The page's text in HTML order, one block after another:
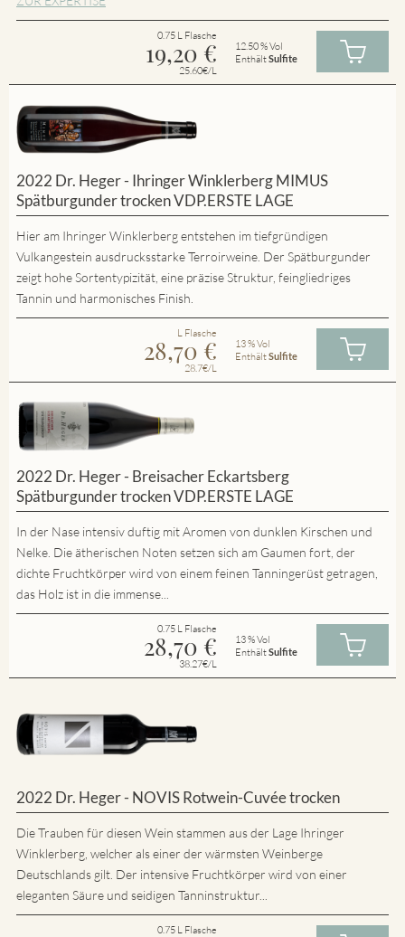
0.75 L Flasche
19,20 €
25.60€/L
12.50 % Vol
EnthältSulfite
2022 Dr. Heger - Ihringer Winklerberg MIMUS
Spätburgunder trocken VDP.ERSTE LAGE
Hier am Ihringer Winklerberg entstehen im tiefgründigen
Vulkangestein ausdrucksstarke Terroirweine. Der Spätburgunder
zeigt hohe Sortentypizität, eine präzise Struktur, feingliedriges
Tannin und harmonisches Finish.
L Flasche
28,70 €
28.7€/L
13 % Vol
EnthältSulfite
2022 Dr. Heger - Breisacher Eckartsberg
Spätburgunder trocken VDP.ERSTE LAGE
In der Nase intensiv duftig mit Aromen von dunklen Kirschen und
Nelke. Die ätherischen Noten setzen sich am Gaumen fort, der
dichte Fruchtkörper wird von einem feinen Tanningerüst getragen,
das Holz ist in die immense...
0.75 L Flasche
28,70 €
38.27€/L
13 % Vol
EnthältSulfite
2022 Dr. Heger - NOVIS Rotwein-Cuvée trocken
Die Trauben für diesen Wein stammen aus der Lage Ihringer
Winklerberg, welcher als einer der wärmsten Weinberge
Deutschlands gilt. Der intensive Fruchtkörper wird von einer
eleganten Säure und seidigen Tanninstruktur...
0.75 L Flasche